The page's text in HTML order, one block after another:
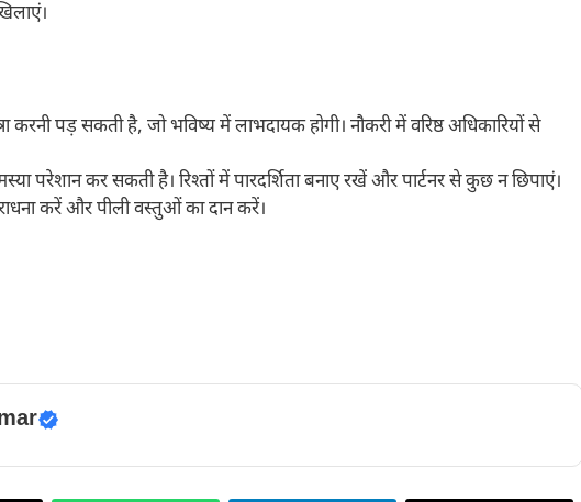
करनी पड़ सकती है, जो भविष्य में लाभदायक होगी। नौकरी में वरिष्ठ अधिकारियों से
परेशान कर सकती है। रिश्तों में पारदर्शिता बनाए रखें और पार्टनर से कुछ न छिपाएं।
करें और पीली वस्तुओं का दान करें।